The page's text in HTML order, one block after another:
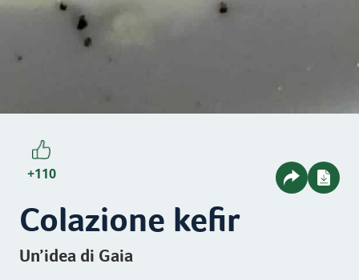
+110
Colazione kefir
Un’idea di Gaia